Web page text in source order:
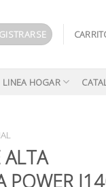
LINEA HOGAR
ALTA
POWER